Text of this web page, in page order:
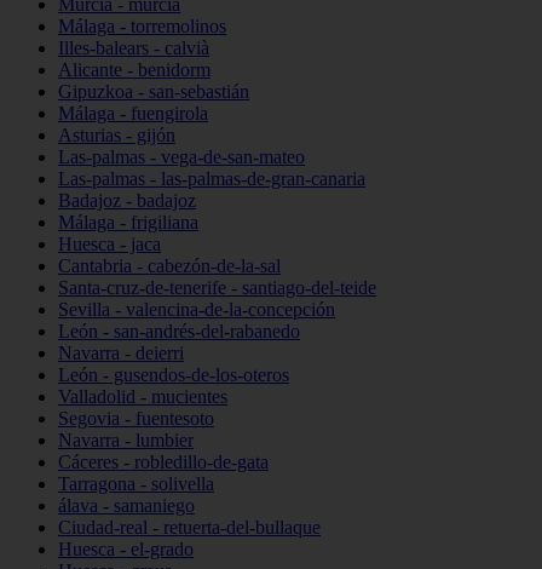
Murcia - murcia
Málaga - torremolinos
Illes-balears - calvià
Alicante - benidorm
Gipuzkoa - san-sebastián
Málaga - fuengirola
Asturias - gijón
Las-palmas - vega-de-san-mateo
Las-palmas - las-palmas-de-gran-canaria
Badajoz - badajoz
Málaga - frigiliana
Huesca - jaca
Cantabria - cabezón-de-la-sal
Santa-cruz-de-tenerife - santiago-del-teide
Sevilla - valencina-de-la-concepción
León - san-andrés-del-rabanedo
Navarra - deierri
León - gusendos-de-los-oteros
Valladolid - mucientes
Segovia - fuentesoto
Navarra - lumbier
Cáceres - robledillo-de-gata
Tarragona - solivella
álava - samaniego
Ciudad-real - retuerta-del-bullaque
Huesca - el-grado